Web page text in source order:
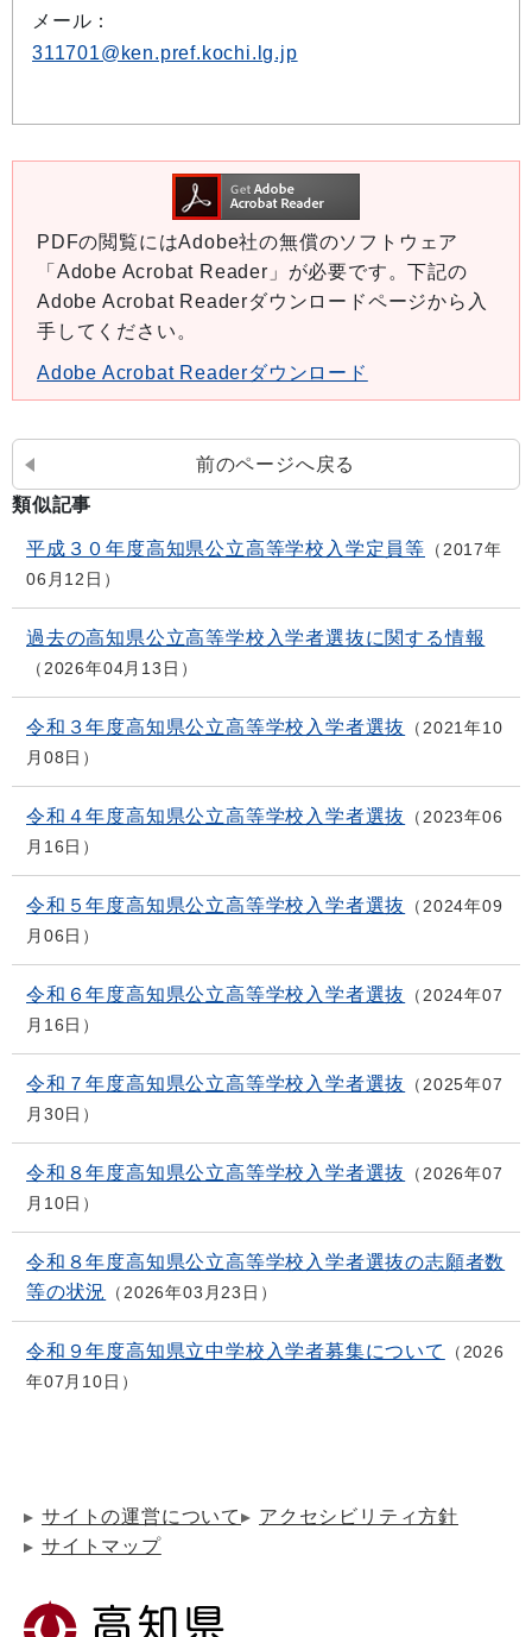
メール：
311701@ken.pref.kochi.lg.jp
PDFの閲覧にはAdobe社の無償のソフトウェア
「Adobe Acrobat Reader」が必要です。下記の
Adobe Acrobat Readerダウンロードページから入
手してください。
Adobe Acrobat Readerダウンロード
前のページへ戻る
類似記事
平成３０年度高知県公立高等学校入学定員等
2017年
06月12日
過去の高知県公立高等学校入学者選抜に関する情報
2026年04月13日
令和３年度高知県公立高等学校入学者選抜
2021年10
月08日
令和４年度高知県公立高等学校入学者選抜
2023年06
月16日
令和５年度高知県公立高等学校入学者選抜
2024年09
月06日
令和６年度高知県公立高等学校入学者選抜
2024年07
月16日
令和７年度高知県公立高等学校入学者選抜
2025年07
月30日
令和８年度高知県公立高等学校入学者選抜
2026年07
月10日
令和８年度高知県公立高等学校入学者選抜の志願者数
等の状況
2026年03月23日
令和９年度高知県立中学校入学者募集について
2026
年07月10日
サイトの運営について
アクセシビリティ方針
サイトマップ